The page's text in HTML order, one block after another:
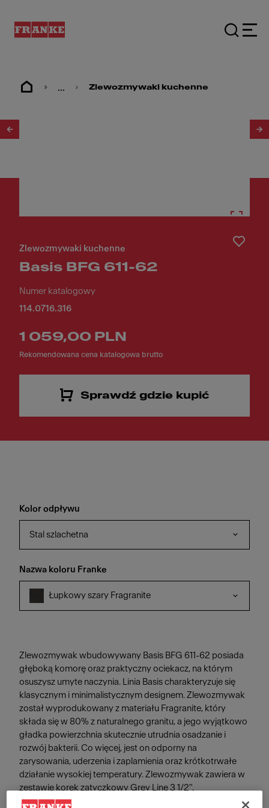
... Zlewozmywaki kuchenne
Zlewozmywaki kuchenne
Basis BFG 611-62
Numer katalogowy
114.0716.316
1 059,00 PLN
Rekomendowana cena katalogowa brutto
Sprawdź gdzie kupić
Kolor odpływu
Stal szlachetna
Nazwa koloru Franke
Łupkowy szary Fragranite
Zlewozmywak wbudowywany Basis BFG 611-62 posiada
głęboką komorę oraz praktyczny ociekacz, na którym
osuszysz umyte naczynia. Linia Basis charakteryzuje się
klasycznym i minimalistycznym designem. Zlewozmywak
został wyprodukowany z materiału Fragranite, który
składa się w 80% z naturalnego granitu, a jego wyjątkowo
gładka powierzchnia skutecznie utrudnia osadzanie i
rozwój bakterii. Co więcej, jest on odporny na
zarysowania, uderzenia i zaplamienia oraz krótkotrwałe
działanie wysokiej temperatury. Zlewozmywak zawiera w
zestawie korek zatyczkowy Grey Line 3 1/2".